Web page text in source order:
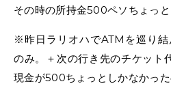
その時の所持金500ペソちょっ
※昨日ラリオハでATMを巡り
のみ。＋次の行き先のチケット
現金が500ちょっとしかなかった